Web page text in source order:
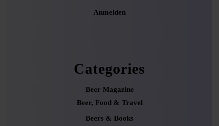
Anmelden
Categories
Beer Magazine
Beer, Food & Travel
Beers & Books